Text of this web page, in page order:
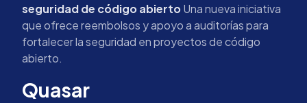
seguridad de código abiertoUna nueva iniciativa
que ofrece reembolsos y apoyo a auditorías para
fortalecer la seguridad en proyectos de código
abierto.
Quasar